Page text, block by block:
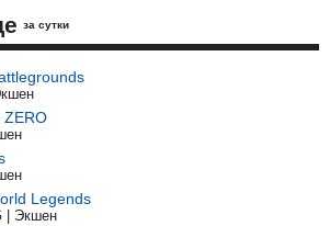
за сутки
ZERO
Legends
| Экшен